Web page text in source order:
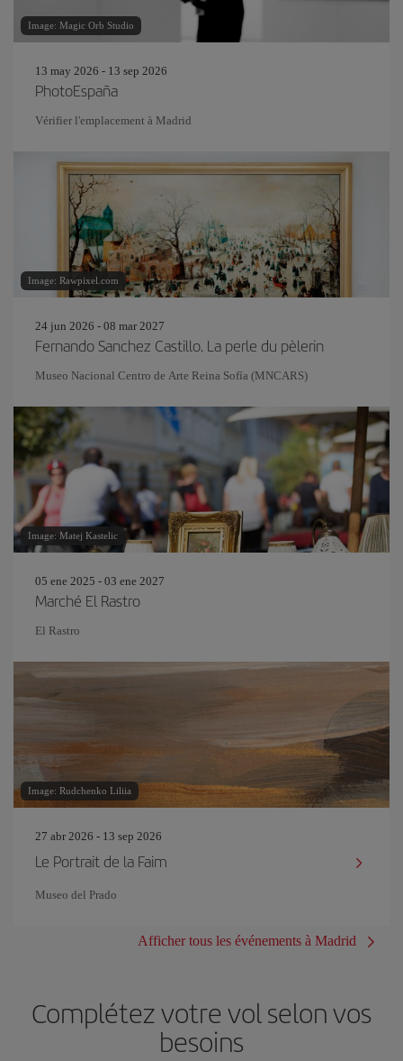
Image: Magic Orb Studio
13 may 2026 - 13 sep 2026
PhotoEspaña
Vérifier l'emplacement à Madrid
Image: Rawpixel.com
24 jun 2026 - 08 mar 2027
Fernando Sanchez Castillo. La perle du pèlerin
Museo Nacional Centro de Arte Reina Sofía (MNCARS)
Image: Matej Kastelic
05 ene 2025 - 03 ene 2027
Marché El Rastro
El Rastro
Image: Rudchenko Liliia
27 abr 2026 - 13 sep 2026
Le Portrait de la Faim
Museo del Prado
Afficher tous les événements à Madrid
Complétez votre vol selon vos
besoins